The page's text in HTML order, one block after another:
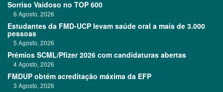
Sorriso Vaidoso no TOP 600
6 Agosto, 2026
Estudantes da FMD-UCP levam saúde oral a mais de 3.000
pessoas
5 Agosto, 2026
Prémios SCML/Pfizer 2026 com candidaturas abertas
4 Agosto, 2026
FMDUP obtém acreditação máxima da EFP
3 Agosto, 2026